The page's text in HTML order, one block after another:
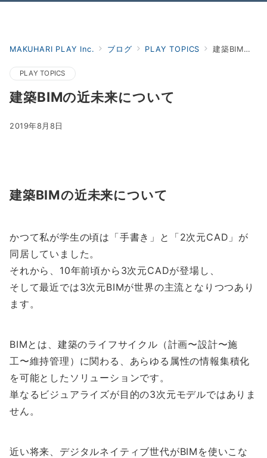
MAKUHARI PLAY Inc. ブログ PLAY TOPICS 建築BIMの近未来について
PLAY TOPICS
建築BIMの近未来について
2019年8月8日
建築BIMの近未来について
かつて私が学生の頃は「手書き」と「2次元CAD」が
同居していました。
それから、10年前頃から3次元CADが登場し、
そして最近では3次元BIMが世界の主流となりつつあり
ます。
BIMとは、建築のライフサイクル（計画〜設計〜施
工〜維持管理）に関わる、あらゆる属性の情報集積化
を可能としたソリューションです。
単なるビジュアライズが目的の3次元モデルではありま
せん。
近い将来、デジタルネイティブ世代がBIMを使いこな